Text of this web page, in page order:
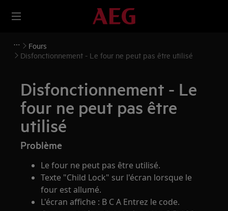
Fours
Disfonctionnement - Le four ne peut pas être utilisé
Disfonctionnement - Le
four ne peut pas être
utilisé
Problème
Le four ne peut pas être utilisé.
Texte "Child Lock" sur l'écran lorsque le
four est allumé.
L'écran affiche : B C A Entrez le code.